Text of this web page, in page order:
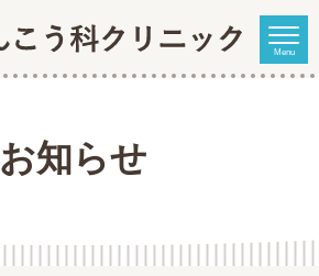
Menu
お知らせ